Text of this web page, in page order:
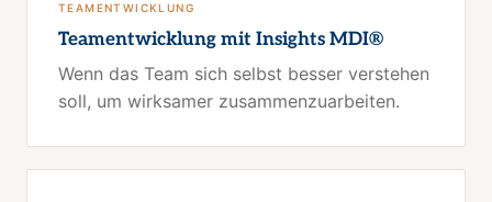
TEAMENTWICKLUNG
Teamentwicklung mit Insights MDI®
Wenn das Team sich selbst besser verstehen
soll, um wirksamer zusammenzuarbeiten.